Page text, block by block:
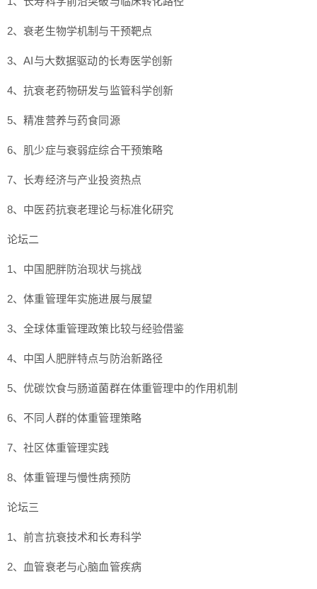
2、衰老生物学机制与干预靶点
3、AI与大数据驱动的长寿医学创新
4、抗衰老药物研发与监管科学创新
5、精准营养与药食同源
6、肌少症与衰弱症综合干预策略
7、长寿经济与产业投资热点
8、中医药抗衰老理论与标准化研究
论坛二
1、中国肥胖防治现状与挑战
2、体重管理年实施进展与展望
3、全球体重管理政策比较与经验借鉴
4、中国人肥胖特点与防治新路径
5、优碳饮食与肠道菌群在体重管理中的作用机制
6、不同人群的体重管理策略
7、社区体重管理实践
8、体重管理与慢性病预防
论坛三
1、前言抗衰技术和长寿科学
2、血管衰老与心脑血管疾病